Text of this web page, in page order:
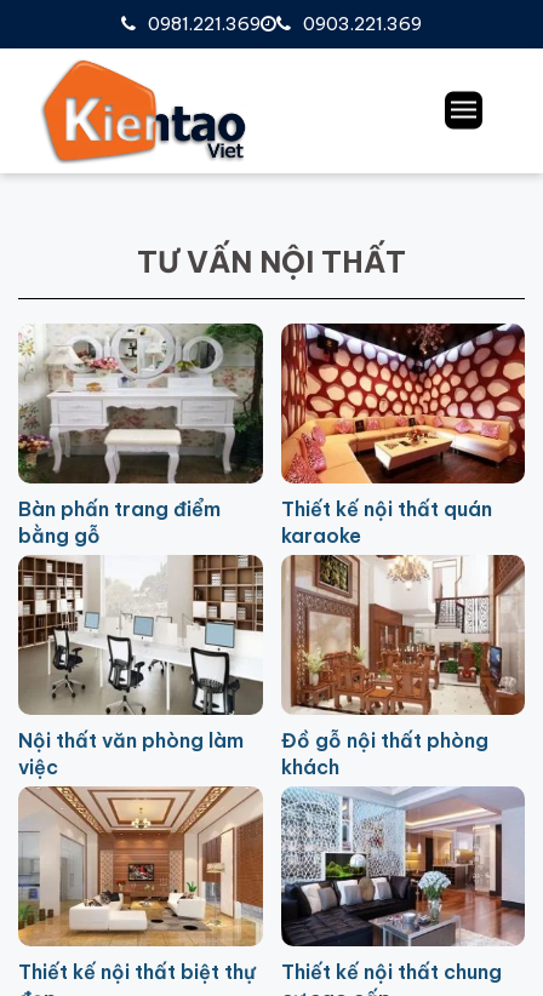
0903.221.369
0981.221.369
TƯ VẤN NỘI THẤT
Bàn phấn trang điểm
bằng gỗ
Thiết kế nội thất quán
karaoke
Nội thất văn phòng làm
việc
Đồ gỗ nội thất phòng
khách
Thiết kế nội thất biệt thự
Thiết kế nội thất chung